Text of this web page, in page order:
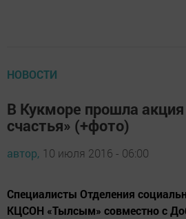
НОВОСТИ
В Кукморе прошла
счастья» (+фото)
автор, 10 июля 2016 - 06:00
Специалисты Отделения
КЦСОН «Тылсым» совместно с